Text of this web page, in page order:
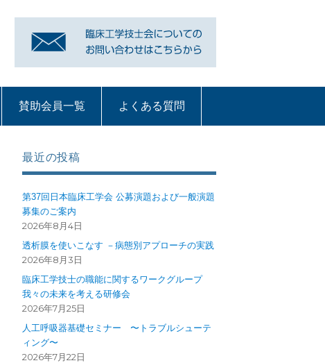
賛助会員一覧 よくある質問
最近の投稿
第37回日本臨床工学会 公募演題および一般演題
募集のご案内
2026年8月4日
透析膜を使いこなす －病態別アプローチの実践
2026年8月3日
臨床工学技士の職能に関するワークグループ
我々の未来を考える研修会
2026年7月25日
人工呼吸器基礎セミナー 〜トラブルシューテ
ィング〜
2026年7月22日